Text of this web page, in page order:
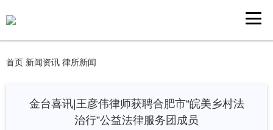
首页 新闻资讯 律所新闻
金台喜讯|王彦伟律师获聘合肥市“皖美乡村法
治行”公益法律服务团成员